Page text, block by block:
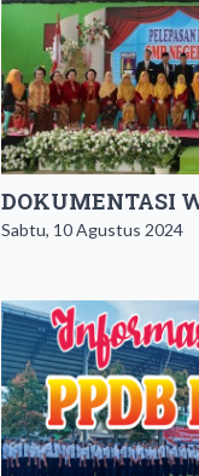
DOKUMENTASI
Sabtu, 10 Agustus 2024